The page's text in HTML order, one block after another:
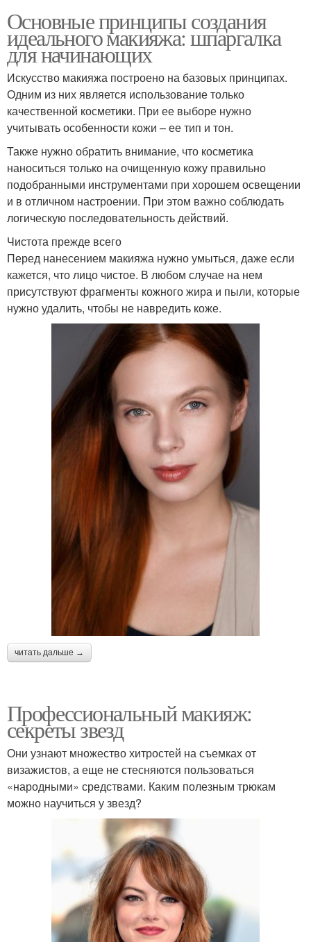
Основные принципы создания
идеального макияжа: шпаргалка
для начинающих
Искусство макияжа построено на базовых принципах.
Одним из них является использование только
качественной косметики. При ее выборе нужно
учитывать особенности кожи – ее тип и тон.
Также нужно обратить внимание, что косметика
наноситься только на очищенную кожу правильно
подобранными инструментами при хорошем освещении
и в отличном настроении. При этом важно соблюдать
логическую последовательность действий.
Чистота прежде всего
Перед нанесением макияжа нужно умыться, даже если
кажется, что лицо чистое. В любом случае на нем
присутствуют фрагменты кожного жира и пыли, которые
нужно удалить, чтобы не навредить коже.
читать дальше →
Профессиональный макияж:
секреты звезд
Они узнают множество хитростей на съемках от
визажистов, а еще не стесняются пользоваться
«народными» средствами. Каким полезным трюкам
можно научиться у звезд?